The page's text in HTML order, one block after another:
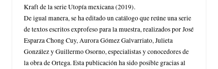
Kraft de la serie Utopía mexicana (2019).
De igual manera, se ha editado un catálogo que reúne una serie
de textos escritos exprofeso para la muestra, realizados por José
Esparza Chong Cuy, Aurora Gómez Galvarriato, Julieta
González y Guillermo Osorno, especialistas y conocedores de
la obra de Ortega. Esta publicación ha sido posible gracias al